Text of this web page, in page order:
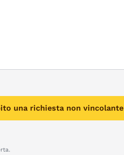
una richiesta non vincolante